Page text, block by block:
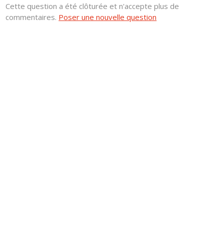
Cette question a été clôturée et n'accepte plus de
commentaires. Poser une nouvelle question